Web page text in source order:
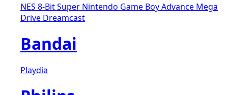
NES 8-BitSuper Nintendo Game Boy Advance Mega
Drive Dreamcast
Bandai
Playdia